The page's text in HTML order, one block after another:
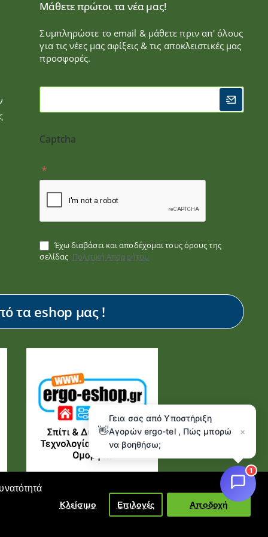
Κλείσιμο Επιλογές Αποδοχή
Μάθετε πρώτοι τα νέα μας!
Συμπληρώστε το email & μάθετε πριν απ' όλους
για τις νέες μας αφίξεις & τις αποκλειστικές μας
προσφορές.
Captcha
Έχω διαβάσει και αποδέχομαι τους όρους της
σελίδας Πολιτική Απορρήτου
τα eshop μας !
👋
Γεια σας από Υποστήριξη
Αγορών ergo-tel , Πώς μπορώ
να βοηθήσω;
×
1